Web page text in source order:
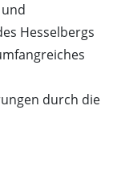
Hesselbergs
durch die